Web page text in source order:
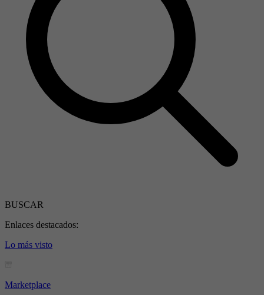
BUSCAR
Enlaces destacados:
Lo más visto
Marketplace